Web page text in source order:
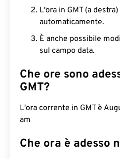
L'ora in GMT (a
automaticamente.
È anche possibile
sul campo data.
Che ore sono
GMT?
L'ora corrente in GMT è
am
Che ora è adesso